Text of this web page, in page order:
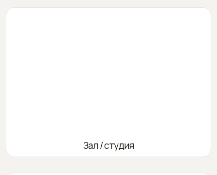
Зал / студия